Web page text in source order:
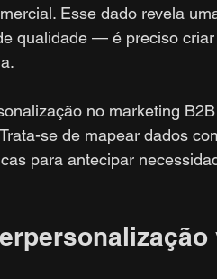
Esse dado revela
qualidade — é preciso
no marketing
se de mapear dados
para antecipar